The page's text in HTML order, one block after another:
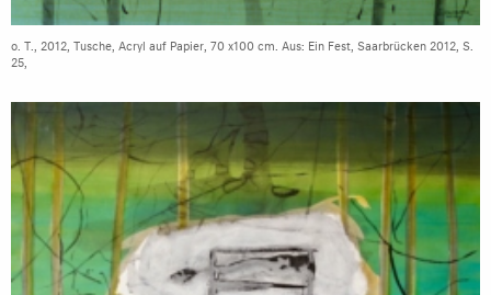
o. T., 2012, Tusche, Acryl auf Papier, 70 x100 cm. Aus: Ein Fest, Saarbrücken 2012, S.
25,